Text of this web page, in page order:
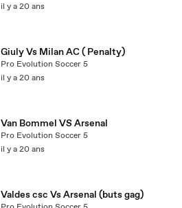
il y a 20 ans
Giuly Vs Milan AC ( Penalty)
Pro Evolution Soccer 5
il y a 20 ans
Van Bommel VS Arsenal
Pro Evolution Soccer 5
il y a 20 ans
Valdes csc Vs Arsenal (buts gag)